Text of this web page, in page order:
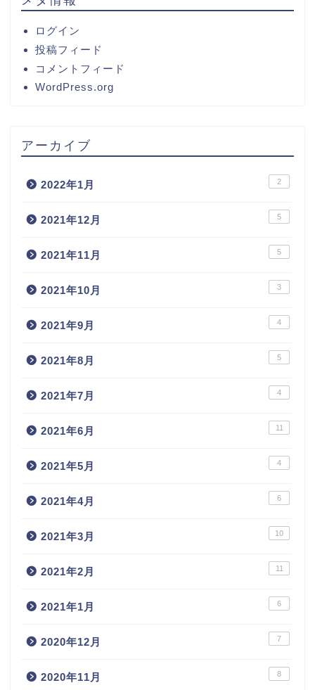
ログイン
投稿フィード
コメントフィード
WordPress.org
アーカイブ
2022年1月 2
2021年12月 5
2021年11月 5
2021年10月 3
2021年9月 4
2021年8月 5
2021年7月 4
2021年6月 11
2021年5月 4
2021年4月 6
2021年3月 10
2021年2月 11
2021年1月 6
2020年12月 7
2020年11月 8